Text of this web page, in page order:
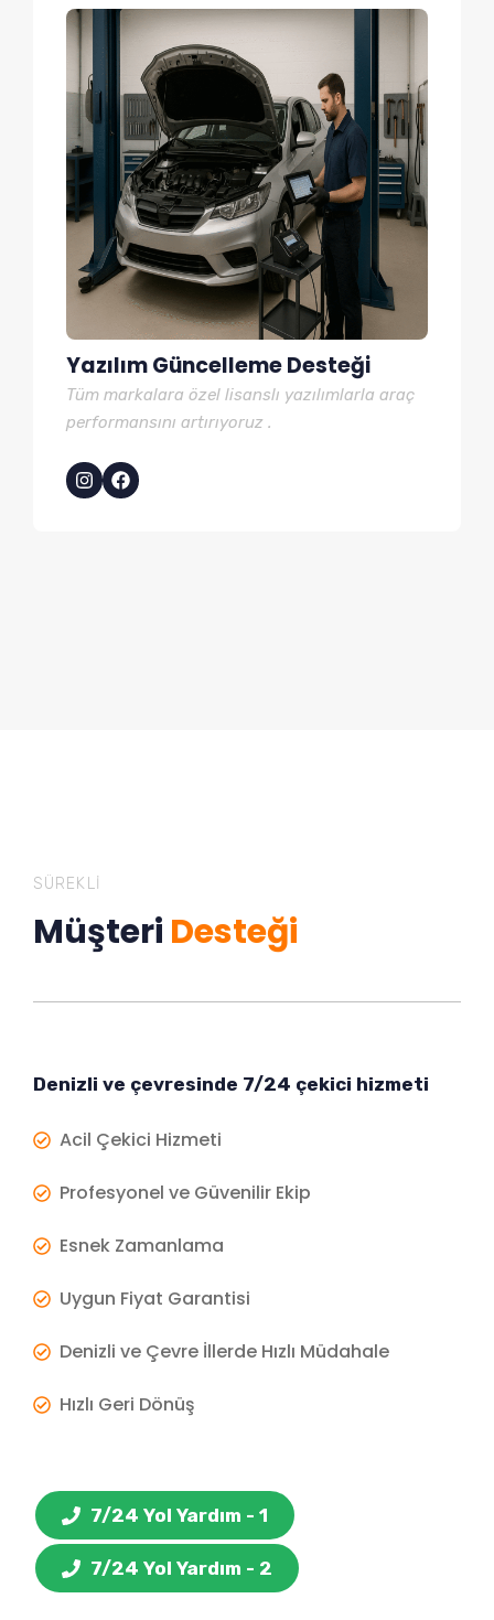
Yazılım Güncelleme Desteği
Tüm markalara özel lisanslı yazılımlarla araç
performansını artırıyoruz .
SÜREKLI
Müşteri Desteği
Denizli ve çevresinde 7/24 çekici hizmeti
Acil Çekici Hizmeti
Profesyonel ve Güvenilir Ekip
Esnek Zamanlama
Uygun Fiyat Garantisi
Denizli ve Çevre İllerde Hızlı Müdahale
Hızlı Geri Dönüş
7/24 Yol Yardım - 1
7/24 Yol Yardım - 2